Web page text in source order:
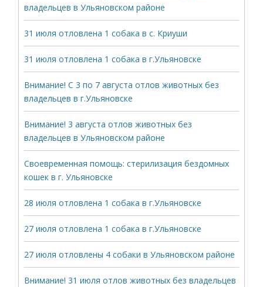
владельцев в Ульяновском районе
31 июля отловлена 1 собака в с. Криуши
31 июля отловлена 1 собака в г.Ульяновске
Внимание! С 3 по 7 августа отлов животных без
владельцев в г.Ульяновске
Внимание! 3 августа отлов животных без
владельцев в Ульяновском районе
Своевременная помощь: стерилизация бездомных
кошек в г. Ульяновске
28 июля отловлена 1 собака в г.Ульяновске
27 июля отловлена 1 собака в г.Ульяновске
27 июля отловлены 4 собаки в Ульяновском районе
Внимание! 31 июля отлов животных без владельцев